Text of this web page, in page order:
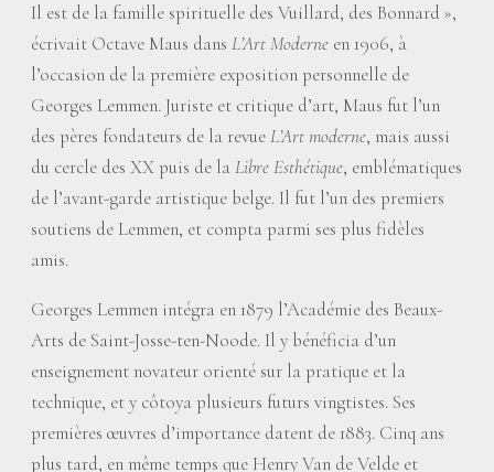
Il est de la famille spirituelle des Vuillard, des Bonnard »,
écrivait Octave Maus dans L’Art Moderne en 1906, à
l’occasion de la première exposition personnelle de
Georges Lemmen. Juriste et critique d’art, Maus fut l’un
des pères fondateurs de la revueL’Art moderne, mais aussi
du cercle des XX puis de la Libre Esthétique, emblématiques
de l’avant-garde artistique belge. Il fut l’un des premiers
soutiens de Lemmen, et compta parmi ses plus fidèles
amis.
Georges Lemmen intégra en 1879 l’Académie des Beaux-
Arts de Saint-Josse-ten-Noode. Il y bénéficia d’un
enseignement novateur orienté sur la pratique et la
technique, et y côtoya plusieurs futurs vingtistes. Ses
premières œuvres d’importance datent de 1883. Cinq ans
plus tard, en même temps que Henry Van de Velde et